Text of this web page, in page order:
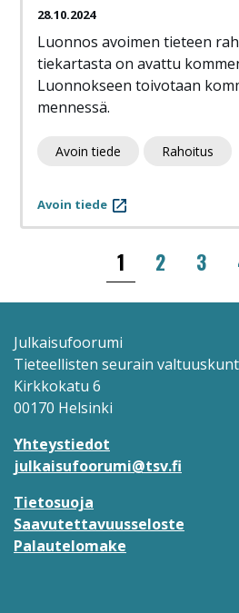
28.10.2024
Luonnos avoimen tieteen
tiekartasta on avattu
Luonnokseen toivotaan
mennessä.
Avoin tiede Rahoitus
Avoin tiede
1 2 3
Julkaisufoorumi
Tieteellisten seurain
Kirkkokatu 6
00170 Helsinki
Yhteystiedot
julkaisufoorumi@tsv.fi
Tietosuoja
Saavutettavuusseloste
Palautelomake